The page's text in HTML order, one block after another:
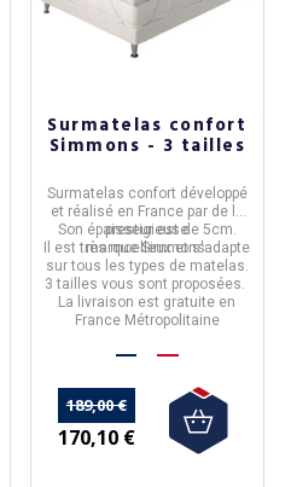
Surmatelas confort
Simmons - 3 tailles
Surmatelas confort développé
et réalisé en France par de la
prestigieuse
marqueSimmons.
Son épaisseur est de5cm.
Il est très moelleuxets'adapte
sur tous les types de matelas.
3 tailles vous sont proposées.
La livraison est gratuite en
France Métropolitaine
189,00 €
170,10 €